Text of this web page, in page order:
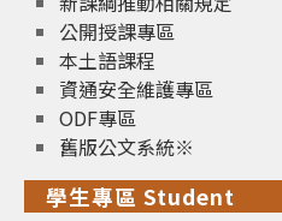
公開授課專區
本土語課程
資通安全維護專區
ODF專區
舊版公文系統※
學生專區 Student